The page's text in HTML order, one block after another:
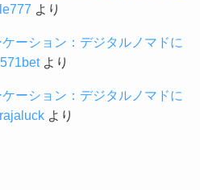
より
ーション：デジタルノマドに
より
ーション：デジタルノマドに
より